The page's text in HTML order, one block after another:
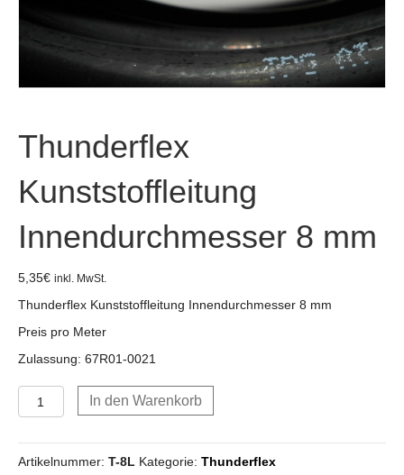
Thunderflex
Kunststoffleitung
Innendurchmesser 8 mm
5,35€ inkl. MwSt.
Thunderflex Kunststoffleitung Innendurchmesser 8 mm
Preis pro Meter
Zulassung: 67R01-0021
Thunderflex
Kunststoffleitung
8
mm
In den Warenkorb
Artikelnummer: T-8L Kategorie: Thunderflex